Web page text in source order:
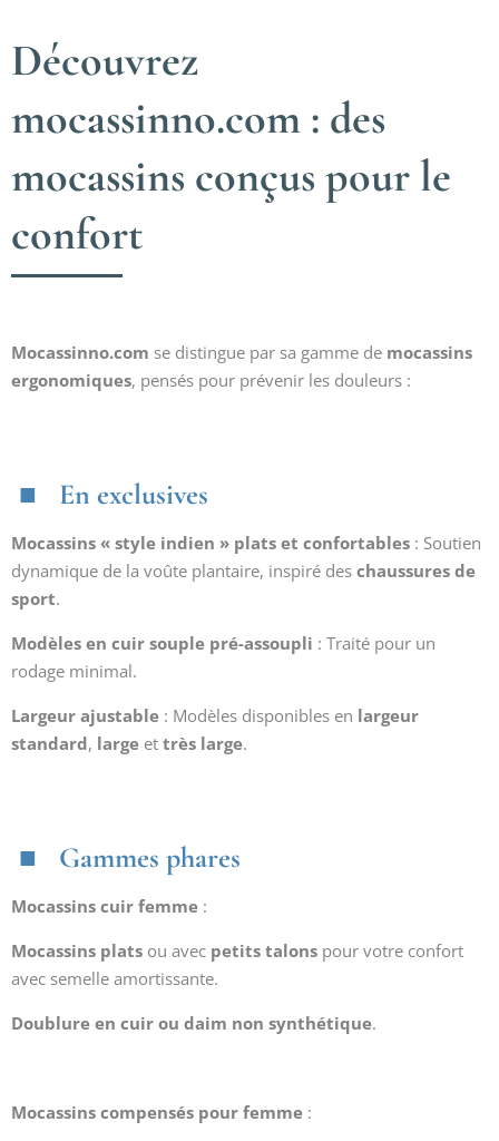
Découvrez
mocassinno.com : des
mocassins conçus pour le
confort
Mocassinno.com se distingue par sa gamme de mocassins
ergonomiques, pensés pour prévenir les douleurs :
En exclusives
Mocassins « style indien » plats et confortables : Soutien
dynamique de la voûte plantaire, inspiré des chaussures de
sport.
Modèles en cuir souple pré-assoupli : Traité pour un
rodage minimal.
Largeur ajustable : Modèles disponibles en largeur
standard, large et très large.
Gammes phares
Mocassins cuir femme :
Mocassins plats ou avec petits talons pour votre confort
avec semelle amortissante.
Doublure en cuir ou daim non synthétique.
Mocassins compensés pour femme :